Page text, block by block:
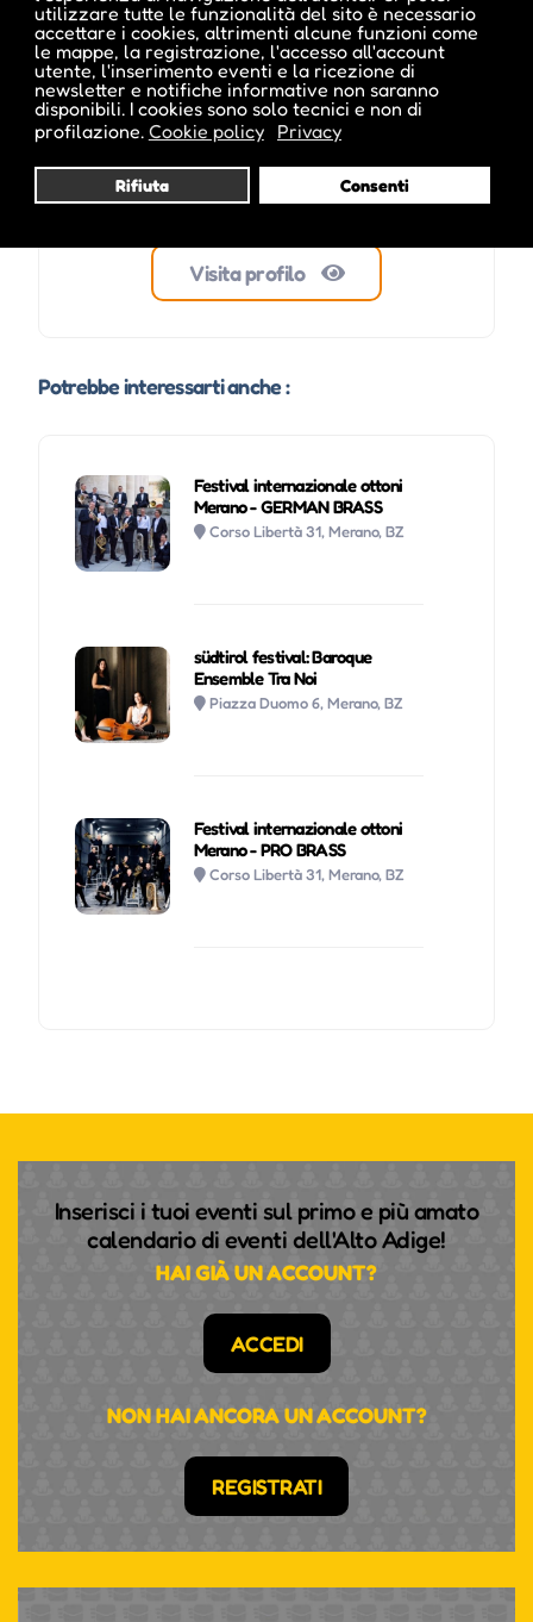
utilizzare tutte le funzionalità del sito è necessario
accettare i cookies, altrimenti alcune funzioni come
le mappe, la registrazione, l'accesso all'account
utente, l'inserimento eventi e la ricezione di
newsletter e notifiche informative non saranno
disponibili. I cookies sono solo tecnici e non di
profilazione. Cookie policy Privacy
Rifiuta Consenti
Visita profilo
Potrebbe interessarti anche :
Festival internazionale ottoni
Merano - GERMAN BRASS
Corso Libertà 31, Merano, BZ
südtirol festival: Baroque
Ensemble Tra Noi
Piazza Duomo 6, Merano, BZ
Festival internazionale ottoni
Merano - PRO BRASS
Corso Libertà 31, Merano, BZ
Inserisci i tuoi eventi sul primo e più amato
calendario di eventi dell'Alto Adige!
HAI GIÀ UN ACCOUNT?
ACCEDI
NON HAI ANCORA UN ACCOUNT?
REGISTRATI